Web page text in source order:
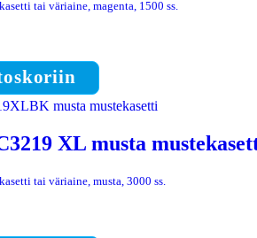
tai väriaine, magenta, 1500 ss.
XL musta
tai väriaine, musta, 3000 ss.